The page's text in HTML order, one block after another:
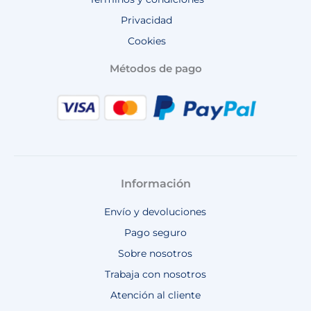
Privacidad
Cookies
Métodos de pago
Información
Envío y devoluciones
Pago seguro
Sobre nosotros
Trabaja con nosotros
Atención al cliente